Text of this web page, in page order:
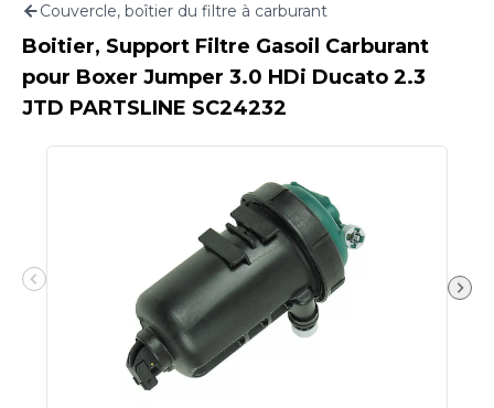
Couvercle, boîtier du filtre à carburant
Boitier, Support Filtre Gasoil Carburant
pour Boxer Jumper 3.0 HDi Ducato 2.3
JTD PARTSLINE SC24232